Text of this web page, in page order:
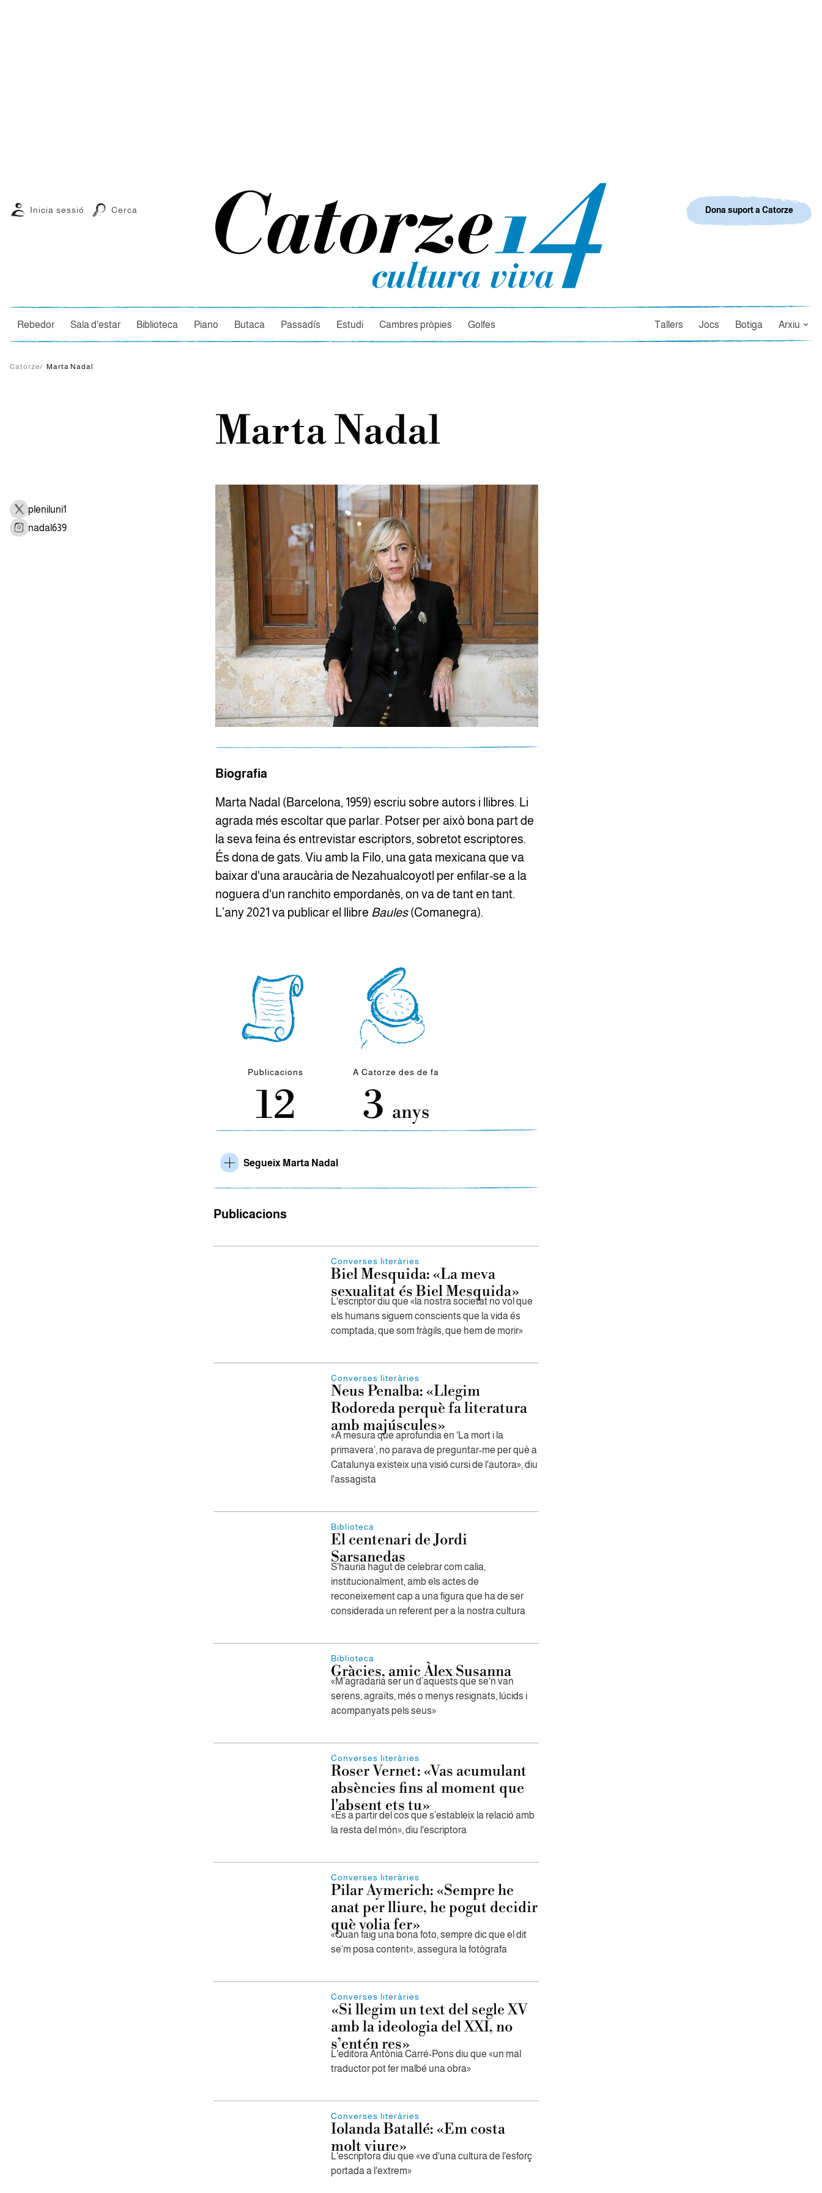
Cercador
Inicia sessió Cerca
Rebedor Sala d'estar Biblioteca Piano Butaca Passadís Estudi Cambres pròpies Golfes Tallers Jocs Botiga Arxiu
Dona suport a Catorze
Catorze/ Marta Nadal
Marta Nadal
pleniluni1
nadal639
Biografia
Marta Nadal (Barcelona, 1959) escriu sobre autors i llibres. Li
agrada més escoltar que parlar. Potser per això bona part de
la seva feina és entrevistar escriptors, sobretot escriptores.
És dona de gats. Viu amb la Filo, una gata mexicana que va
baixar d'una araucària de Nezahualcoyotl per enfilar-se a la
noguera d'un ranchito empordanès, on va de tant en tant.
L’any 2021 va publicar el llibre Baules(Comanegra).
Publicacions
12
A Catorze des de fa
3 anys
Segueix Marta Nadal
Publicacions
Converses literàries
Biel Mesquida: «La meva
sexualitat és Biel Mesquida»
L'escriptor diu que «la nostra societat no vol que
els humans siguem conscients que la vida és
comptada, que som fràgils, que hem de morir»
Converses literàries
Neus Penalba: «Llegim
Rodoreda perquè fa literatura
amb majúscules»
«A mesura que aprofundia en ‘La mort i la
primavera’, no parava de preguntar-me per què a
Catalunya existeix una visió cursi de l'autora», diu
l'assagista
Biblioteca
El centenari de Jordi
Sarsanedas
S’hauria hagut de celebrar com calia,
institucionalment, amb els actes de
reconeixement cap a una figura que ha de ser
considerada un referent per a la nostra cultura
Biblioteca
Gràcies, amic Àlex Susanna
«M’agradaria ser un d’aquests que se'n van
serens, agraïts, més o menys resignats, lúcids i
acompanyats pels seus»
Converses literàries
Roser Vernet: «Vas acumulant
absències fins al moment que
l'absent ets tu»
«És a partir del cos que s’estableix la relació amb
la resta del món», diu l'escriptora
Converses literàries
Pilar Aymerich: «Sempre he
anat per lliure, he pogut decidir
què volia fer»
«Quan faig una bona foto, sempre dic que el dit
se’m posa content», assegura la fotògrafa
Converses literàries
«Si llegim un text del segle XV
amb la ideologia del XXI, no
s’entén res»
L'editora Antònia Carré-Pons diu que «un mal
traductor pot fer malbé una obra»
Converses literàries
Iolanda Batallé: «Em costa
molt viure»
L'escriptora diu que «ve d'una cultura de l'esforç
portada a l'extrem»